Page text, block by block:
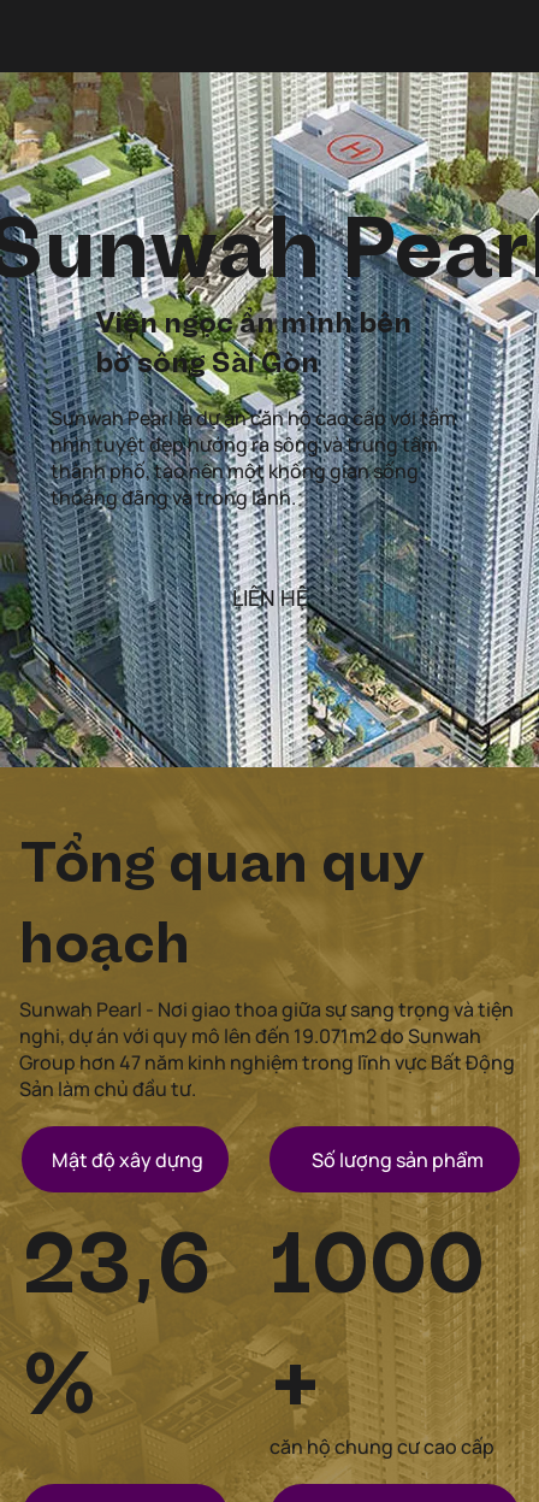
Sunwah Pearl là dự án căn hộ cao cấp với tầm
nhìn tuyệt đẹp hướng ra sông và trung tâm
thành phố, tạo nên một không gian sống
thoáng đãng và trong lành.
Viên ngọc ẩn mình bên
bờ sông Sài Gòn
LIÊN HỆ
Tổng quan quy
hoạch
Sunwah Pearl - Nơi giao thoa giữa sự sang trọng và tiện
nghi, dự án với quy mô lên đến 19.071m2 do Sunwah
Group hơn 47 năm kinh nghiệm trong lĩnh vực Bất Động
Sản làm chủ đầu tư.
Số lượng sản phẩm
1000
+
căn hộ chung cư cao cấp
Mật độ xây dựng
23,6
%